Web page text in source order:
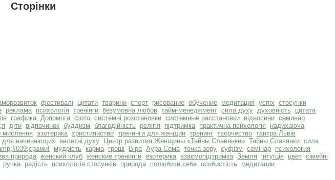
Сторінки
фестивалі цитати тварини спорт рисование обучение медитация успіх
стосунки
реклама психологія тренінги безумовна любов тайм-менеджмент сила духу духовність
цитата
графика Допомога фото системні розстановки системные расстановки відносини семинар
діти відпочинок буддизм благодійність релігія підтримка практична психологія
надихаюча
мислення эзотерика християнство тренинги для женщин тренинг творчество тантра Львів
для начинающих велетні духу Центр развития Женщины «Тайны Славянки» Тайны Славянки сила
мудрість карма гроші Віра Аура-Сома точка зору суфізм семінар психология
природа женский клуб женские тренинги езотерика взаємопідтримка Земля інтуїція цвет сімейні
ручка радість психологія стосунків природа полюбити себе особистість
медитации